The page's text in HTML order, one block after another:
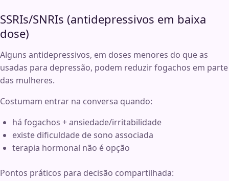
SSRIs/SNRIs (antidepressivos em baixa
dose)
Alguns antidepressivos, em doses menores do que as
usadas para depressão, podem reduzir fogachos em parte
das mulheres.
Costumam entrar na conversa quando:
há fogachos + ansiedade/irritabilidade
existe dificuldade de sono associada
terapia hormonal não é opção
Pontos práticos para decisão compartilhada: